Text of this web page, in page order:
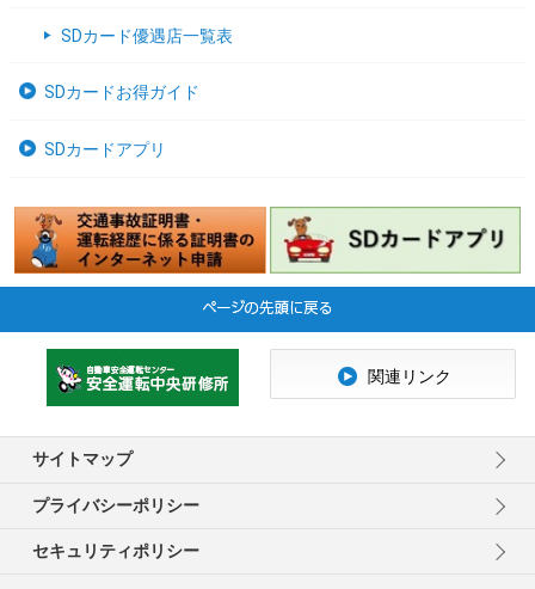
SDカード優遇店一覧表
SDカードお得ガイド
SDカードアプリ
サイトマップ
プライバシーポリシー
セキュリティポリシー
関連リンク